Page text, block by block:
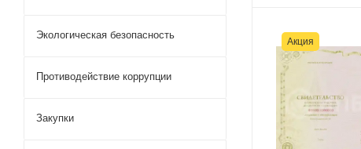
Акция
Экологическая безопасность
Противодействие коррупции
Закупки